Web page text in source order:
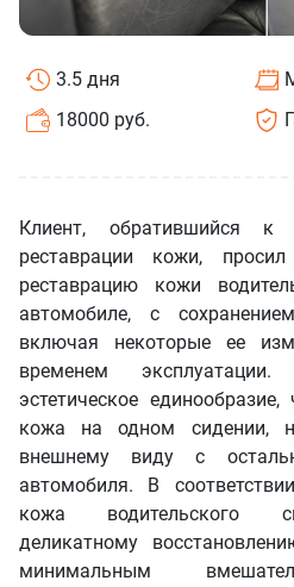
3.5 дня
18000 руб.
Клиент, обратившийся
реставрации кожи,
реставрацию кожи
автомобиле, с
включая некоторые ее
временем
эстетическое
кожа на одном сидении,
внешнему виду с
автомобиля. В
кожа водительского
деликатному
минимальным